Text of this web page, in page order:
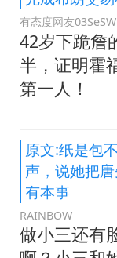
有态度网友03SeSW
42岁下跪詹
半，证明霍
第一人！
原文:纸是包
声，说她把
有本事
RAINBOW
做小三还有